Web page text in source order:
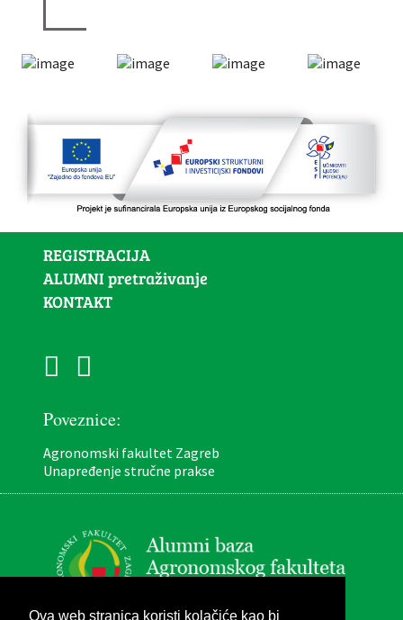
Ova web stranica koristi kolačiće kao bi
REGISTRACIJA
ALUMNI pretraživanje
KONTAKT
Poveznice:
Agronomski fakultet Zagreb
Unapređenje stručne prakse